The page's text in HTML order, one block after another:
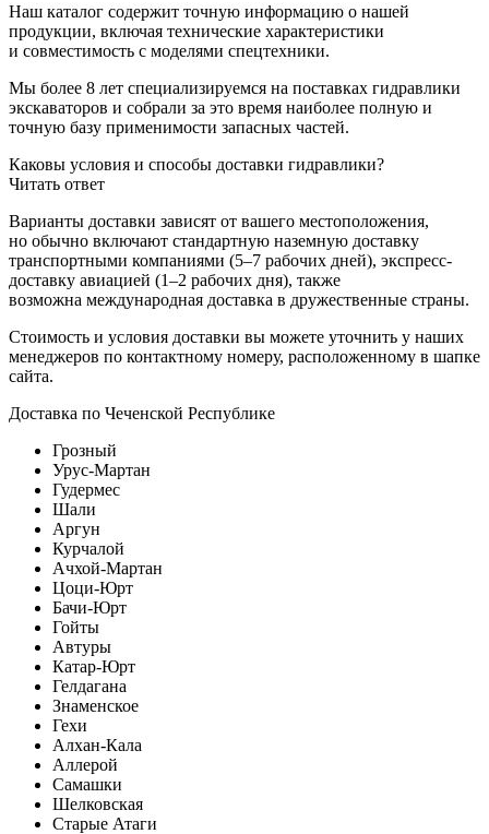
Наш каталог содержит точную информацию о нашей
продукции, включая технические характеристики
и совместимость с моделями спецтехники.
Мы более 8 лет специализируемся на поставках гидравлики
экскаваторов и собрали за это время наиболее полную и
точную базу применимости запасных частей.
Каковы условия и способы доставки гидравлики?
Читать ответ
Варианты доставки зависят от вашего местоположения,
но обычно включают стандартную наземную доставку
транспортными компаниями (5–7 рабочих дней), экспресс-
доставку авиацией (1–2 рабочих дня), также
возможна международная доставка в дружественные страны.
Стоимость и условия доставки вы можете уточнить у наших
менеджеров по контактному номеру, расположенному в шапке
сайта.
Доставка по Чеченской Республике
Грозный
Урус-Мартан
Гудермес
Шали
Аргун
Курчалой
Ачхой-Мартан
Цоци-Юрт
Бачи-Юрт
Гойты
Автуры
Катар-Юрт
Гелдагана
Знаменское
Гехи
Алхан-Кала
Аллерой
Самашки
Шелковская
Старые Атаги